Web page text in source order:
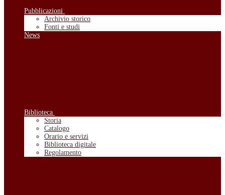
Pubblicazioni
Archivio storico
Fonti e studi
News
Biblioteca
Storia
Catalogo
Orario e servizi
Biblioteca digitale
Regolamento